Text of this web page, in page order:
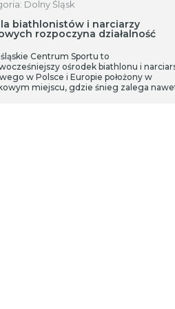
Dolny Śląsk
biathlonistów i narciarzy
rozpoczyna działalność
Centrum Sportu to
ośrodek biathlonu i
w Polsce i Europie położony w
miejscu, gdzie śnieg zalega